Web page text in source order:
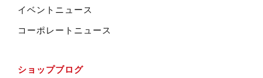
イベントニュース
コーポレートニュース
ショップブログ